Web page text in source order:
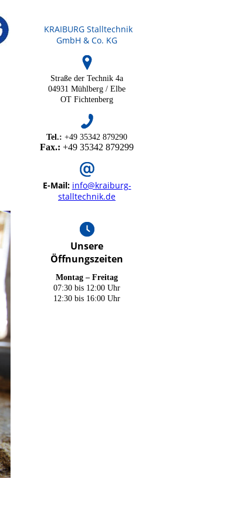
KRAIBURG Stalltechnik
GmbH & Co. KG
Straße der Technik 4a
04931 Mühlberg / Elbe
OT Fichtenberg
Tel.: +49 35342 879290
Fax.: +49 35342 879299
E-Mail: info@kraiburg-
stalltechnik.de
Unsere
Öffnungszeiten
Montag – Freitag
07:30 bis 12:00 Uhr
12:30 bis 16:00 Uhr